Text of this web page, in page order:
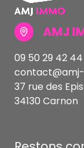
AMJ
09 50 29 42 44
37 rue des Epis
34130 Carnon